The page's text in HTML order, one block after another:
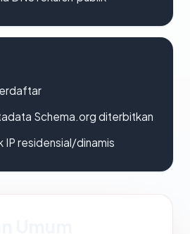
Schema.org diterbitkan
IP residensial/dinamis